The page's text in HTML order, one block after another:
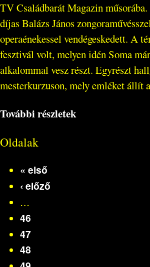
TV Családbarát Magazin
díjas Balázs János
operaénekessel vendégeskedett. A
fesztivál volt, melyen idén Soma
alkalommal vesz részt. Egyrészt
mesterkurzuson, mely emléket állít
További részletek
Oldalak
« első
‹ előző
…
46
47
48